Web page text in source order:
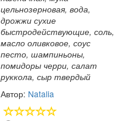
цельнозерновая, вода,
дрожжи сухие
быстродействующие, соль,
масло оливковое, соус
песто, шампиньоны,
помидоры черри, салат
руккола, сыр твердый
Автор: Natalia